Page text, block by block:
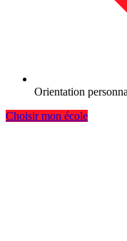
Orientation
Choisir mon école